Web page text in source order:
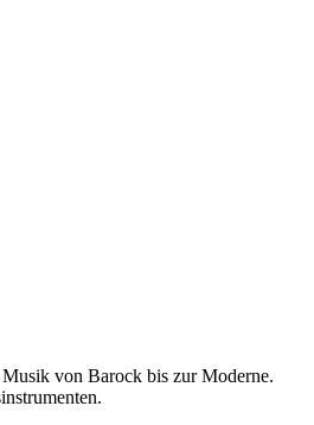
von Barock bis zur Moderne.